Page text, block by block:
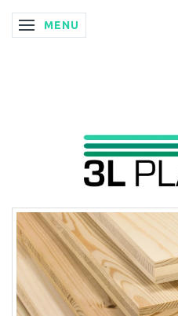
SKIFTE NAVIGATION
MENU